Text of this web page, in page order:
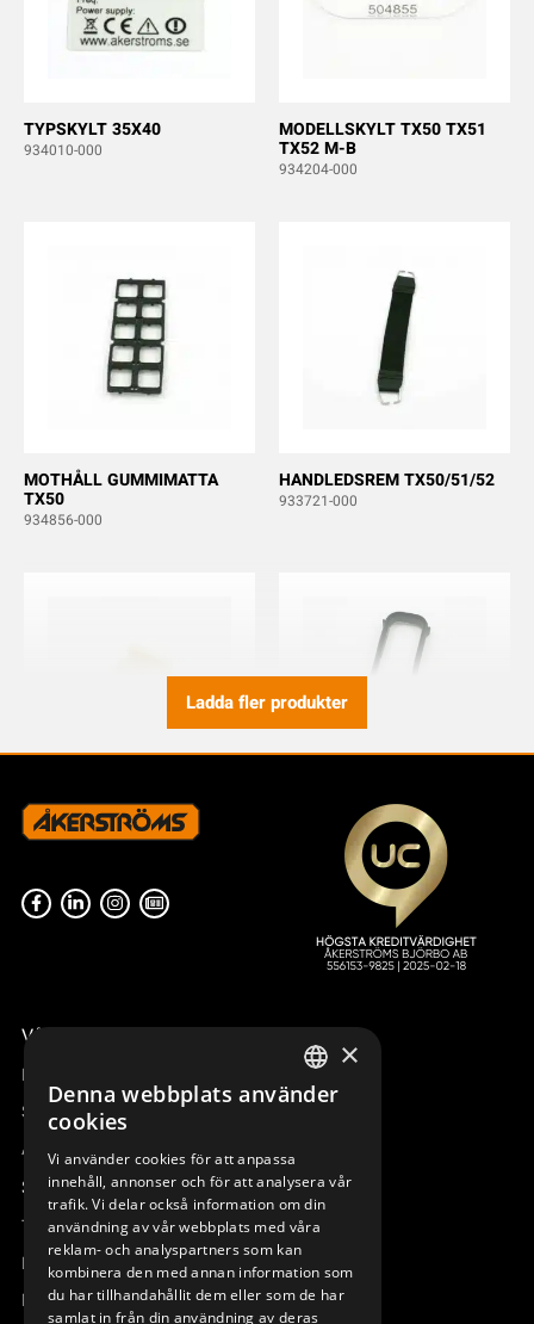
TYPSKYLT 35X40
934010-000
MODELLSKYLT TX50 TX51
TX52 M-B
934204-000
MOTHÅLL GUMMIMATTA
TX50
934856-000
HANDLEDSREM TX50/51/52
933721-000
TRYCKSTRÖMSTÄLLARE 8-9-
10B
BUMPER TX50/51/52
933590-000
BÄLTESFÄSTE KIT CLIPON
TX50-54
934158-000
RADIO MODUL TRX BQ
800MHz
947966-863
Ladda fler produkter
Våra radiostyrningar – översikt
Remotus
Sesam
Access_Ctrl
Support
Teknisk support
Boka service
Manualer och videoinstruktioner
SWEDISH
DEUTSCH
×
Denna webbplats använder
cookies
Vi använder cookies för att anpassa
innehåll, annonser och för att analysera vår
trafik. Vi delar också information om din
användning av vår webbplats med våra
reklam- och analyspartners som kan
kombinera den med annan information som
du har tillhandahållit dem eller som de har
samlat in från din användning av deras